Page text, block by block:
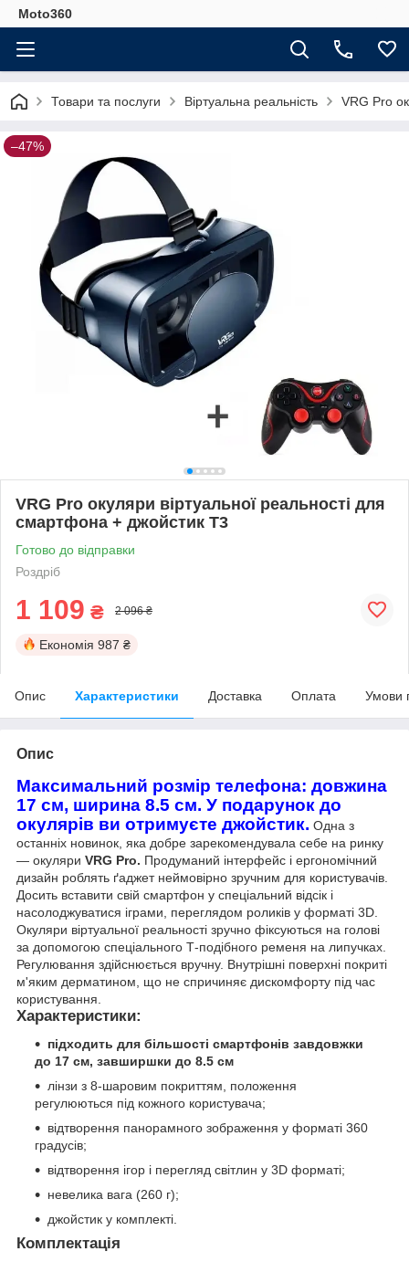
Moto360
Товари та послуги Віртуальна реальність VRG Pro
–47%
VRG Pro окуляри віртуальної реальності для
смартфона + джойстик T3
Готово до відправки
Роздріб
1 109 ₴ 2 096 ₴
Економія 987 ₴
Опис Характеристики Доставка Оплата Умови
Опис
Максимальний розмір телефона: довжина
17 см, ширина 8.5 см. У подарунок до
окулярів ви отримуєте джойстик. Одна з
останніх новинок, яка добре зарекомендувала себе на ринку
— окуляри VRG Pro. Продуманий інтерфейс і ергономічний
дизайн роблять ґаджет неймовірно зручним для користувачів.
Досить вставити свій смартфон у спеціальний відсік і
насолоджуватися іграми, переглядом роликів у форматі 3D.
Окуляри віртуальної реальності зручно фіксуються на голові
за допомогою спеціального Т-подібного ременя на липучках.
Регулювання здійснюється вручну. Внутрішні поверхні покриті
м'яким дерматином, що не спричиняє дискомфорту під час
користування.
Характеристики:
підходить для більшості смартфонів завдовжки
до 17 см, завширшки до 8.5 см
лінзи з 8-шаровим покриттям, положення
регулюються під кожного користувача;
відтворення панорамного зображення у форматі 360
градусів;
відтворення ігор і перегляд світлин у 3D форматі;
невелика вага (260 г);
джойстик у комплекті.
Комплектація